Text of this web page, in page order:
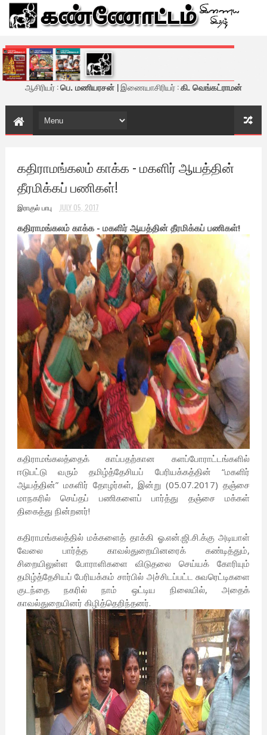
கண்ணோட்டம் - இணைய இதழ்
ஆசிரியர் :பெ. மணியரசன் | இணையாசிரியர் :கி. வெங்கட்ராமன்
கதிராமங்கலம் காக்க - மகளிர் ஆயத்தின்
தீரமிக்கப் பணிகள்!
இராகுல் பாபு JULY 05, 2017
கதிராமங்கலம் காக்க - மகளிர் ஆயத்தின் தீரமிக்கப் பணிகள்!
கதிராமங்கலத்தைக் காப்பதற்கான களப்போராட்டங்களில்
ஈடுபட்டு வரும் தமிழ்த்தேசியப் பேரியக்கத்தின் “மகளிர்
ஆயத்தின்” மகளிர் தோழர்கள், இன்று (05.07.2017) தஞ்சை
மாநகரில் செய்தப் பணிகளைப் பார்த்து தஞ்சை மக்கள்
திகைத்து நின்றனர்!
கதிராமங்கலத்தில் மக்களைத் தாக்கி ஓ.என்.ஜி.சி.க்கு அடியாள்
வேலை பார்த்த காவல்துறையினரைக் கண்டித்தும்,
சிறையிலுள்ள போராளிகளை விடுதலை செய்யக் கோரியும்
தமிழ்த்தேசியப் பேரியக்கம் சார்பில் அச்சிடப்பட்ட சுவரெட்டிகளை
குடந்தை நகரில் நாம் ஒட்டிய நிலையில், அதைக்
காவல்துறையினர் கிழித்தெறிந்தனர்.